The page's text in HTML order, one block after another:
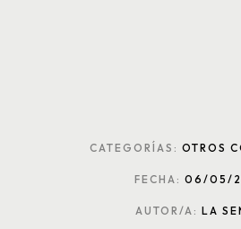
CATEGORÍAS: OTROS
FECHA: 06/05/
AUTOR/A: LA